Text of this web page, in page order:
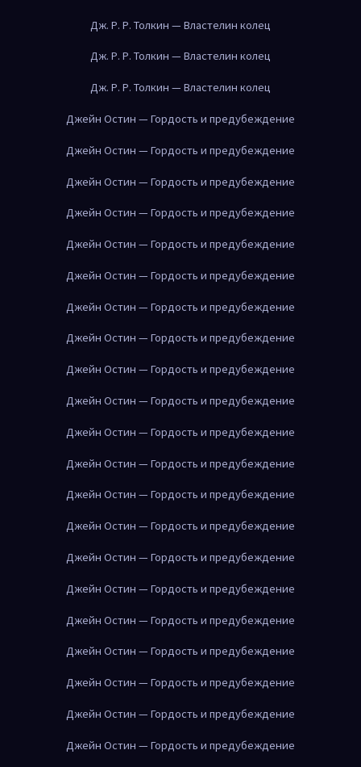
Дж. Р. Р. Толкин — Властелин колец
Дж. Р. Р. Толкин — Властелин колец
Дж. Р. Р. Толкин — Властелин колец
Джейн Остин — Гордость и предубеждение
Джейн Остин — Гордость и предубеждение
Джейн Остин — Гордость и предубеждение
Джейн Остин — Гордость и предубеждение
Джейн Остин — Гордость и предубеждение
Джейн Остин — Гордость и предубеждение
Джейн Остин — Гордость и предубеждение
Джейн Остин — Гордость и предубеждение
Джейн Остин — Гордость и предубеждение
Джейн Остин — Гордость и предубеждение
Джейн Остин — Гордость и предубеждение
Джейн Остин — Гордость и предубеждение
Джейн Остин — Гордость и предубеждение
Джейн Остин — Гордость и предубеждение
Джейн Остин — Гордость и предубеждение
Джейн Остин — Гордость и предубеждение
Джейн Остин — Гордость и предубеждение
Джейн Остин — Гордость и предубеждение
Джейн Остин — Гордость и предубеждение
Джейн Остин — Гордость и предубеждение
Джейн Остин — Гордость и предубеждение